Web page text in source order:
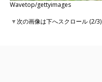
Wavetop/gettyimages
▼次の画像は下へスクロール (2/3)